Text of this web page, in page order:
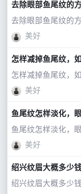
去除眼部鱼尾纹的
去除眼部鱼尾纹的
美好
怎样减掉鱼尾纹，
怎样减掉鱼尾纹，
美好
鱼尾纹怎样淡化，
鱼尾纹怎样淡化，
美好
绍兴纹眉大概多少
绍兴纹眉大概多少